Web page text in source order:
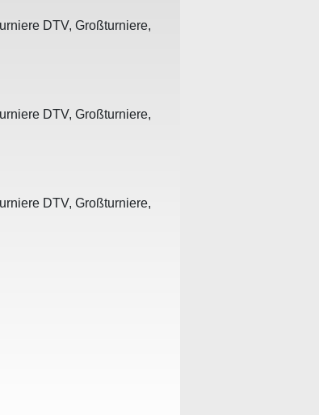
DTV, Großturniere,
DTV, Großturniere,
DTV, Großturniere,